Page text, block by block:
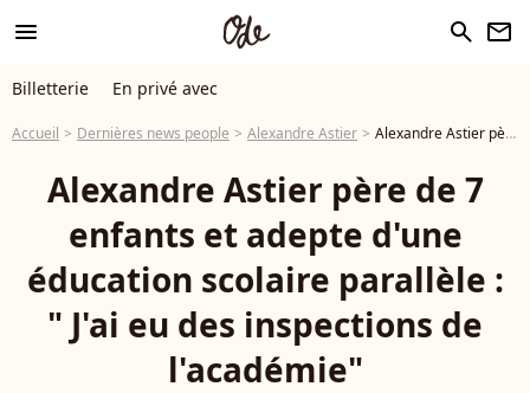
menu search newsletter
Billetterie En privé avec
Accueil Dernières news people Alexandre Astier Alexandre Astier père de 7 enfants et adepte d'une éducation scolaire parallèle : " J'ai eu des inspections de l'académie"
Alexandre Astier père de 7
enfants et adepte d'une
éducation scolaire parallèle :
" J'ai eu des inspections de
l'académie"